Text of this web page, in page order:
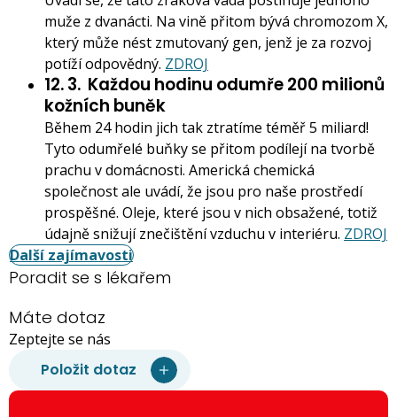
muže z dvanácti. Na vině přitom bývá chromozom X,
který může nést zmutovaný gen, jenž je za rozvoj
potíží odpovědný. ZDROJ
12. 3. Každou hodinu odumře 200 milionů
kožních buněk
Během 24 hodin jich tak ztratíme téměř 5 miliard!
Tyto odumřelé buňky se přitom podílejí na tvorbě
prachu v domácnosti. Americká chemická
společnost ale uvádí, že jsou pro naše prostředí
prospěšné. Oleje, které jsou v nich obsažené, totiž
údajně snižují znečištění vzduchu v interiéru. ZDROJ
Další zajímavosti
Poradit se s lékařem
Máte dotaz
Zeptejte se nás
Položit dotaz